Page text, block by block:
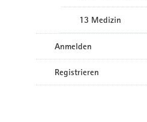
13 Medizin
Anmelden
Registrieren